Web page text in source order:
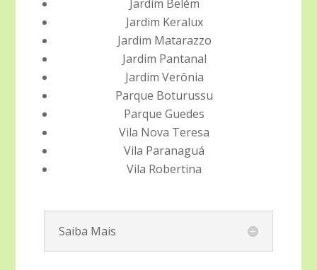
Jardim Belém
Jardim Keralux
Jardim Matarazzo
Jardim Pantanal
Jardim Verônia
Parque Boturussu
Parque Guedes
Vila Nova Teresa
Vila Paranaguá
Vila Robertina
Saiba Mais